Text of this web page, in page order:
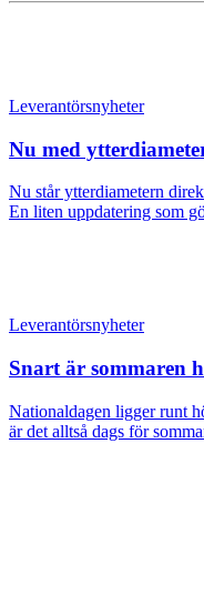
Leverantörsnyheter
Nu med
Nu står ytterdiametern
En liten uppdatering som
Leverantörsnyheter
Snart är sommaren
Nationaldagen ligger runt
är det alltså dags för